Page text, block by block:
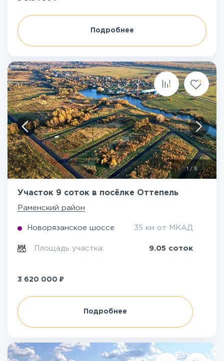
Подробнее
1 /5
Участок 9 соток в посёлке Оттепель
Раменский район
Новорязанское шоссе 35 км от МКАД
Площадь участка: 9.05 соток
3 620 000 ₽
Подробнее